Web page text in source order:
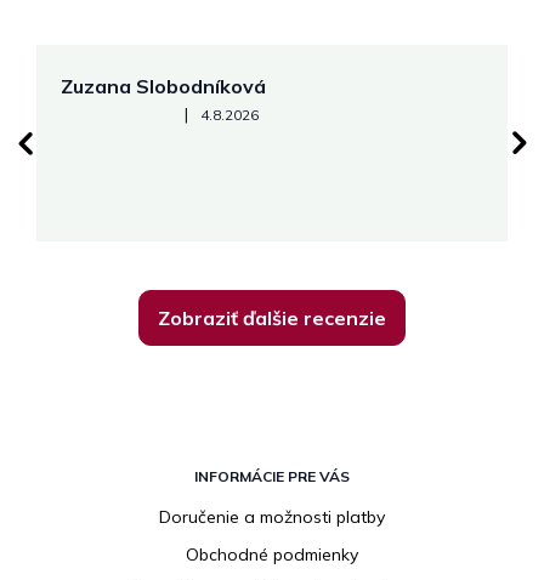
Zuzana Slobodníková
Hodnotenie obchodu je 5 z 5 hviezdičiek.
| 4.8.2026
Zobraziť ďalšie recenzie
INFORMÁCIE PRE VÁS
Doručenie a možnosti platby
Obchodné podmienky